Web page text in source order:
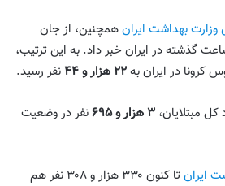
بهداشت ایرانهمچنین، از جان
دیگر در ۲۴ ساعت گذشته در ایران خبر داد. به این ترتیب،
کرونا در ایران به۲۲ هزار و ۴۴ نفر رسید.
کل مبتلایان، ۳ هزار و ۶۹۵
نفر در وضعیت
ایران
تا کنون ۳۳۰ هزار و ۳۰۸ نفر هم